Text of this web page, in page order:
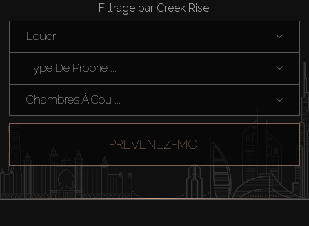
Filtrage par Creek Rise:
Louer
Type De Proprié ...
Chambres À Cou ...
PRÉVENEZ-MOI